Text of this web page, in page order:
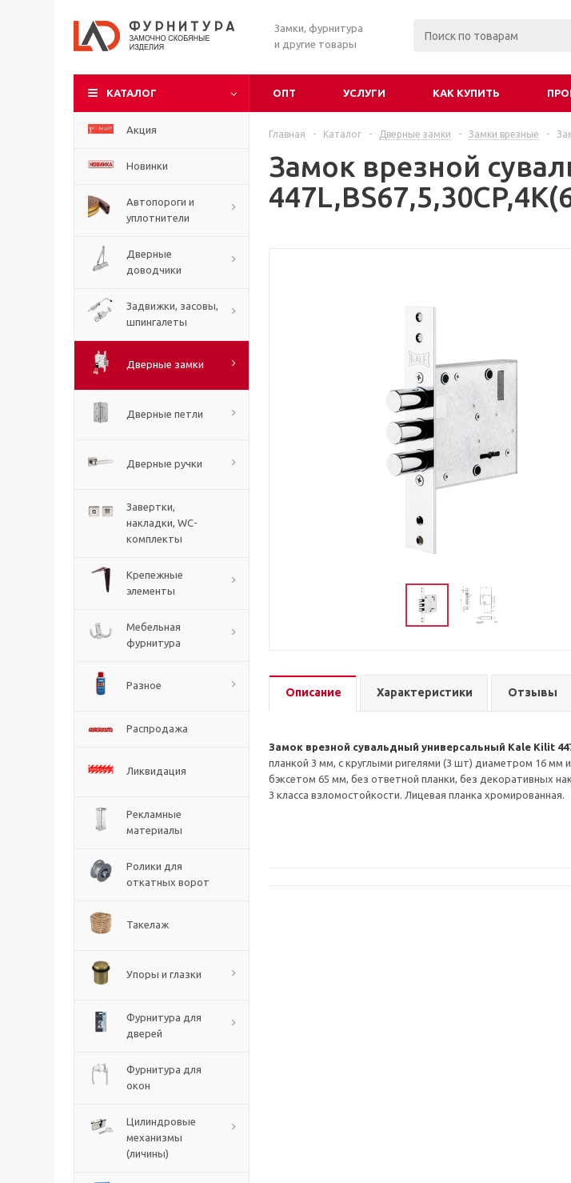
Замки, фурнитура
и другие товары
КАТАЛОГ ОПТ УСЛУГИ КАК КУПИТЬ
Акция
Новинки
Автопороги и
уплотнители
Дверные
доводчики
Задвижки, засовы,
шпингалеты
Дверные замки
Дверные петли
Дверные ручки
Завертки,
накладки, WC-
комплекты
Крепежные
элементы
Мебельная
фурнитура
Разное
Распродажа
Ликвидация
Рекламные
материалы
Ролики для
откатных ворот
Такелаж
Упоры и глазки
Фурнитура для
дверей
Фурнитура для
окон
Цилиндровые
механизмы
(личины)
Главная - Каталог - Дверные замки - Замки врезные -
Замок врезной
Описание Характеристики Отзывы
Замок врезной сувальдный универсальный Kale Kilit
планкой 3 мм, с круглыми ригелями (3 шт) диаметром 16 мм
бэксетом 65 мм, без ответной планки, без декоративных
3 класса взломостойкости. Лицевая планка хромированная.